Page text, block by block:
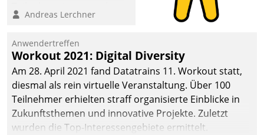
Mieteranliegen zum
Teilnehmer kurzweilige
Cloud-Strategien und -
Lösungen mit hohem
Zukunftspotenzial.
Andreas Lerchner
Anwendertreffen
Workout 2021: Digital Diversity
Am 28. April 2021 fand Datatrains 11. Workout statt,
diesmal als rein virtuelle Veranstaltung. Über 100
Teilnehmer erhielten straff organisierte Einblicke in
Zukunftsthemen und innovative Projekte. Zuletzt
wurden die Top-Interessengebiete ermittelt.